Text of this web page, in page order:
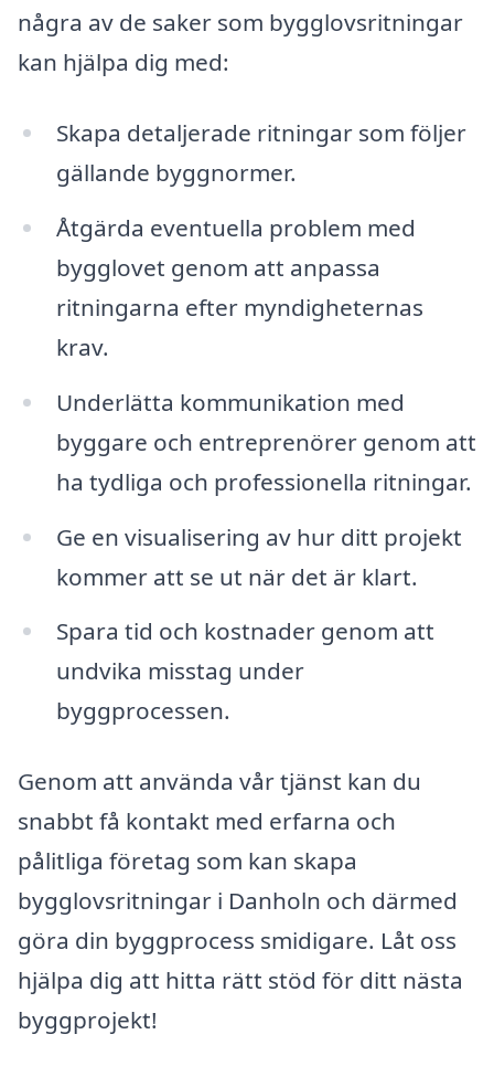
några av de saker som bygglovsritningar
kan hjälpa dig med:
Skapa detaljerade ritningar som följer
gällande byggnormer.
Åtgärda eventuella problem med
bygglovet genom att anpassa
ritningarna efter myndigheternas
krav.
Underlätta kommunikation med
byggare och entreprenörer genom att
ha tydliga och professionella ritningar.
Ge en visualisering av hur ditt projekt
kommer att se ut när det är klart.
Spara tid och kostnader genom att
undvika misstag under
byggprocessen.
Genom att använda vår tjänst kan du
snabbt få kontakt med erfarna och
pålitliga företag som kan skapa
bygglovsritningar i Danholn och därmed
göra din byggprocess smidigare. Låt oss
hjälpa dig att hitta rätt stöd för ditt nästa
byggprojekt!